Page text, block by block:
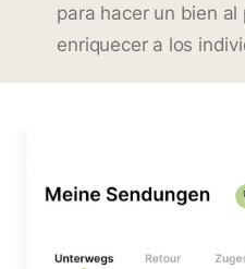
para hacer un bien al
enriquecer a los